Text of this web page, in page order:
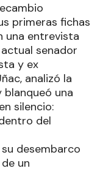
primeras fichas
una entrevista
actual senador
y ex
analizó la
una
silencio:
del
desembarco
un